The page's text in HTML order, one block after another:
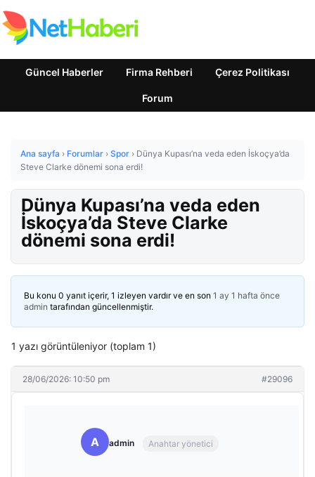
Güncel Haberler Firma Rehberi Çerez Politikası
Forum
Ana sayfa › Forumlar › Spor › Dünya Kupası’na veda eden İskoçya’da
Steve Clarke dönemi sona erdi!
Dünya Kupası’na veda eden
İskoçya’da Steve Clarke
dönemi sona erdi!
Bu konu 0 yanıt içerir, 1 izleyen vardır ve en son 1 ay 1 hafta önce
admin tarafından güncellenmiştir.
1 yazı görüntüleniyor (toplam 1)
28/06/2026: 10:50 pm #29096
A admin Anahtar yönetici